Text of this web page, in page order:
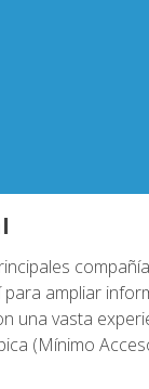
ampliar
una vasta
(Mínimo